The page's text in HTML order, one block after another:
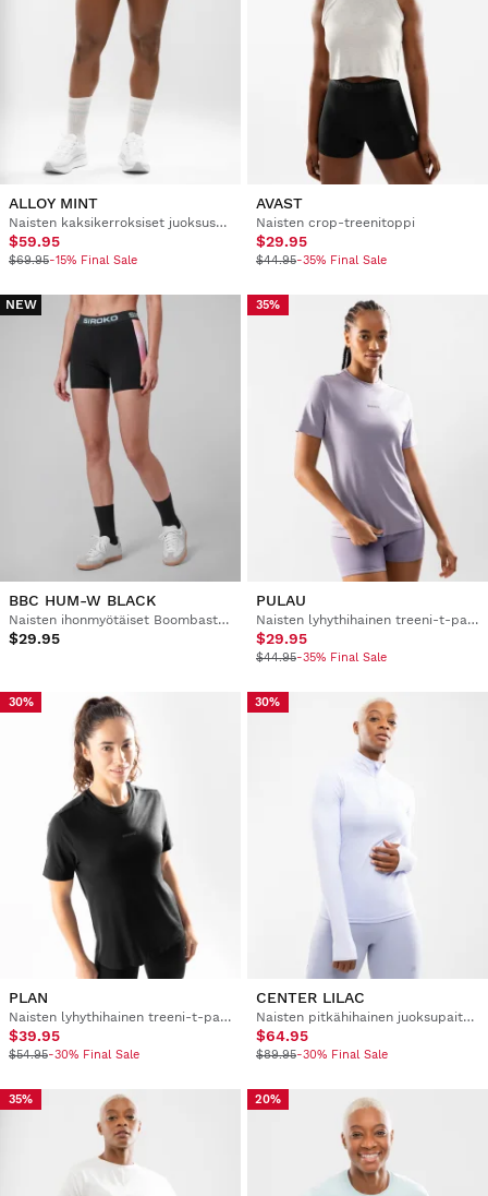
ALLOY MINT
Naisten kaksikerroksiset juoksushortsit
$59.95
$69.95-15% Final Sale
AVAST
Naisten crop-treenitoppi
$29.95
$44.95-35% Final Sale
NEW
BBC HUM-W BLACK
Naisten ihonmyötäiset Boombastic-treenishortsit
$29.95
35%
PULAU
Naisten lyhythihainen treeni-t-paita
$29.95
$44.95-35% Final Sale
30%
PLAN
Naisten lyhythihainen treeni-t-paita
$39.95
$54.95-30% Final Sale
30%
CENTER LILAC
Naisten pitkähihainen juoksupaita puolivetoketjulla
$64.95
$89.95-30% Final Sale
35% 20%